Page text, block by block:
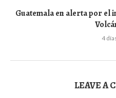
Guatemala en alerta por el
4
LEAVE A